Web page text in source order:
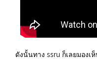
ดังนั้นทาง ssru ก็เลยมอง